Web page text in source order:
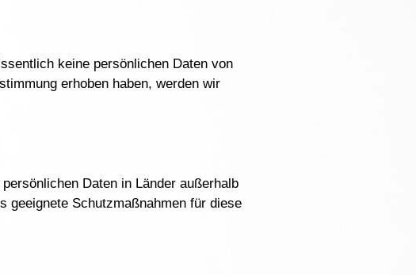
keine persönlichen Daten von
erhoben haben, werden wir
Daten in Länder außerhalb
geeignete Schutzmaßnahmen für diese